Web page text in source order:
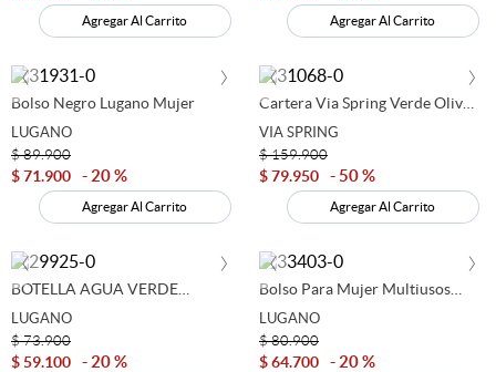
Agregar Al Carrito Agregar Al Carrito
‹ ›
Bolso Negro Lugano Mujer
LUGANO
$ 89.900
$71.900 20 %
Agregar Al Carrito
‹ ›
Cartera Via Spring Verde Oliva
VIA SPRING
$ 159.900
$79.950 50 %
Agregar Al Carrito
‹ ›
BOTELLA AGUA VERDE
LUGANO
$ 73.900
$ 59.100 20 %
‹ ›
Bolso Para Mujer Multiusos
LUGANO
$ 80.900
$64.700 20 %